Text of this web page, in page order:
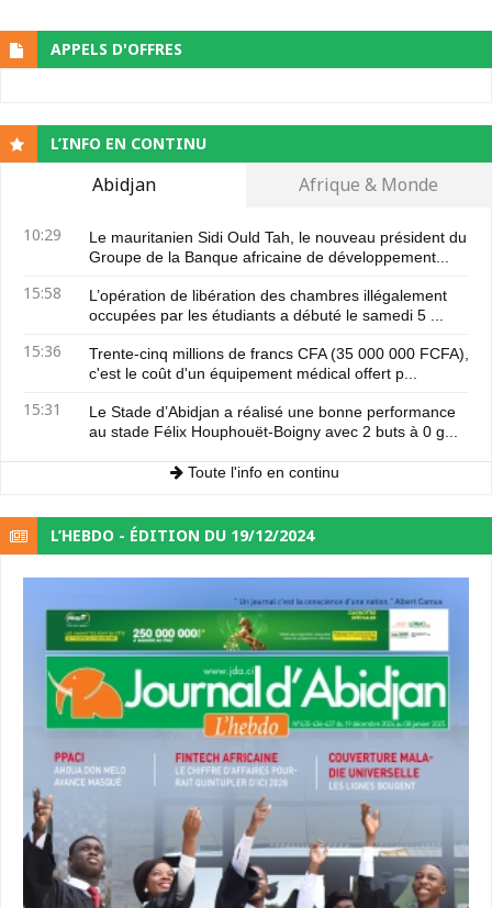
APPELS D'OFFRES
L’INFO EN CONTINU
Abidjan Afrique & Monde
10:29
Le mauritanien Sidi Ould Tah, le nouveau président du
Groupe de la Banque africaine de développement...
15:58
L’opération de libération des chambres illégalement
occupées par les étudiants a débuté le samedi 5 ...
15:36
Trente-cinq millions de francs CFA (35 000 000 FCFA),
c'est le coût d'un équipement médical offert p...
15:31
Le Stade d’Abidjan a réalisé une bonne performance
au stade Félix Houphouët-Boigny avec 2 buts à 0 g...
Toute l'info en continu
L’HEBDO - ÉDITION DU 19/12/2024